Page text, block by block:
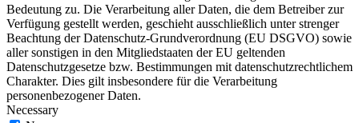
Bedeutung zu. Die Verarbeitung aller Daten, die dem Betreiber zur
Verfügung gestellt werden, geschieht ausschließlich unter strenger
Beachtung der Datenschutz-Grundverordnung (EU DSGVO) sowie
aller sonstigen in den Mitgliedstaaten der EU geltenden
Datenschutzgesetze bzw. Bestimmungen mit datenschutzrechtlichem
Charakter. Dies gilt insbesondere für die Verarbeitung
personenbezogener Daten.
Necessary